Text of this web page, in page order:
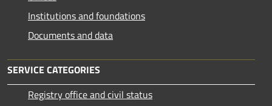
Institutions and foundations
Documents and data
SERVICE CATEGORIES
Registry office and civil status